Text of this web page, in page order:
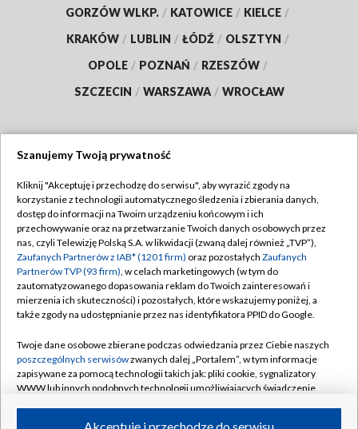
GORZÓW WLKP. / KATOWICE / KIELCE /
KRAKÓW / LUBLIN / ŁÓDŹ / OLSZTYN /
OPOLE / POZNAŃ / RZESZÓW /
SZCZECIN / WARSZAWA / WROCŁAW
TVP
Abonament TVP
Emisja w TVP
Centrum informacji TVP
Naziemna Telewizja Cyfrowa
Rada Programowa
System NOS
Informacje o nadawcy
Regulamin TVP
Polityka prywatności
Moje zgody
Pomoc
Kontakt
Kanały
Szanujemy Twoją prywatność
Kliknij "Akceptuję i przechodzę do serwisu", aby wyrazić zgody na
korzystanie z technologii automatycznego śledzenia i zbierania danych,
dostęp do informacji na Twoim urządzeniu końcowym i ich
przechowywanie oraz na przetwarzanie Twoich danych osobowych przez
nas, czyli Telewizję Polską S.A. w likwidacji (zwaną dalej również „TVP”),
Zaufanych Partnerów z IAB* (1201 firm) oraz pozostałych Zaufanych
Partnerów TVP (93 firm), w celach marketingowych (w tym do
zautomatyzowanego dopasowania reklam do Twoich zainteresowań i
mierzenia ich skuteczności) i pozostałych, które wskazujemy poniżej, a
także zgody na udostępnianie przez nas identyfikatora PPID do Google.
Twoje dane osobowe zbierane podczas odwiedzania przez Ciebie naszych
poszczególnych serwisówzwanych dalej „Portalem”, w tym informacje
zapisywane za pomocą technologii takich jak: pliki cookie, sygnalizatory
WWW lub innych podobnych technologii umożliwiających świadczenie